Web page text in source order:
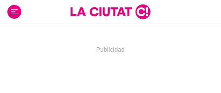
contenido